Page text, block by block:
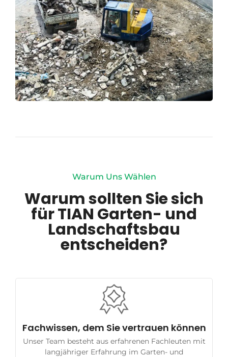
Warum Uns Wählen
Warum sollten Sie sich
für TIAN Garten- und
Landschaftsbau
entscheiden?
Fachwissen, dem Sie vertrauen können
Unser Team besteht aus erfahrenen Fachleuten mit
langjähriger Erfahrung im Garten- und